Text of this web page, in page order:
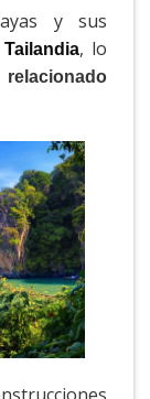
y sus
Tailandia, lo